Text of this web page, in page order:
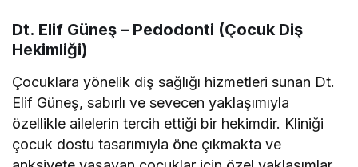
Dt. Elif Güneş – Pedodonti (Çocuk Diş
Hekimliği)
Çocuklara yönelik diş sağlığı hizmetleri sunan Dt.
Elif Güneş, sabırlı ve sevecen yaklaşımıyla
özellikle ailelerin tercih ettiği bir hekimdir. Kliniği
çocuk dostu tasarımıyla öne çıkmakta ve